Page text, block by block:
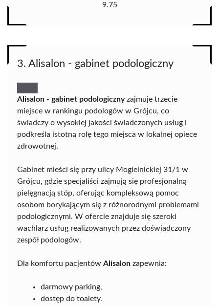
9.75
3. Alisalon - gabinet podologiczny
Alisalon - gabinet podologicznyzajmuje trzecie
miejsce w rankingu podologów w Grójcu, co
świadczy o wysokiej jakości świadczonych usług i
podkreśla istotną rolę tego miejsca w lokalnej opiece
zdrowotnej.
Gabinet mieści się przy ulicy Mogielnickiej 31/1 w
Grójcu, gdzie specjaliści zajmują się profesjonalną
pielęgnacją stóp, oferując kompleksową pomoc
osobom borykającym się z różnorodnymi problemami
podologicznymi. W ofercie znajduje się szeroki
wachlarz usług realizowanych przez doświadczony
zespół podologów.
Dla komfortu pacjentów Alisalon zapewnia:
darmowy parking,
dostęp do toalety.